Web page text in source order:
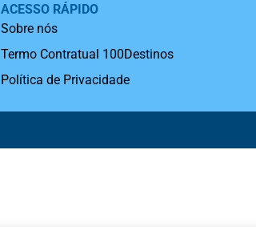
ACESSO RÁPIDO
Sobre nós
Termo Contratual 100Destinos
Política de Privacidade